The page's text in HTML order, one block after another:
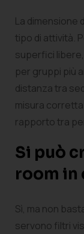
La dimensione
tipo di attività.
superfici
per gruppi più
distanza tra
misura corretta
rapporto tra
Si può
room in
Sì, ma non
servono filtri